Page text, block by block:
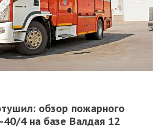
обзор пожарного
4 на базе Валдая 12